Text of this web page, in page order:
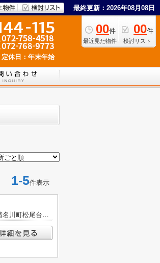
最終更新：2026年08月08日
00件
最近見た物件
00件
検討リスト
定休日：年末年始
1-5件表示
兵庫県川辺郡猪名川町松尾台２丁目